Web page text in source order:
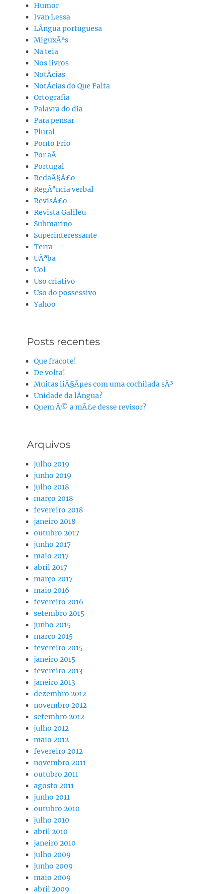
Humor
Ivan Lessa
LÃ­ngua portuguesa
MiguxÃªs
Na teia
Nos livros
NotÃ­cias
NotÃ­cias do Que Falta
Ortografia
Palavra do dia
Para pensar
Plural
Ponto Frio
Por aÃ­
Portugal
RedaÃ§Ã£o
RegÃªncia verbal
RevisÃ£o
Revista Galileu
Submarino
Superinteressante
Terra
UÃªba
Uol
Uso criativo
Uso do possessivo
Yahoo
Posts recentes
Que fracote!
De volta!
Muitas liÃ§Ãµes com uma cochilada sÃ³
Unidade da lÃ­ngua?
Quem Ã© a mÃ£e desse revisor?
Arquivos
julho 2019
junho 2019
julho 2018
março 2018
fevereiro 2018
janeiro 2018
outubro 2017
junho 2017
maio 2017
abril 2017
março 2017
maio 2016
fevereiro 2016
setembro 2015
junho 2015
março 2015
fevereiro 2015
janeiro 2015
fevereiro 2013
janeiro 2013
dezembro 2012
novembro 2012
setembro 2012
julho 2012
maio 2012
fevereiro 2012
novembro 2011
outubro 2011
agosto 2011
junho 2011
outubro 2010
julho 2010
abril 2010
janeiro 2010
julho 2009
junho 2009
maio 2009
abril 2009